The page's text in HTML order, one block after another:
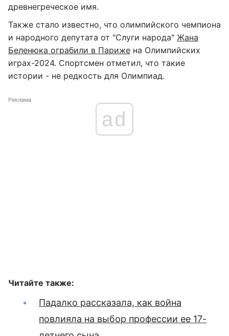
древнегреческое имя.
Также стало известно, что олимпийского чемпиона
и народного депутата от "Слуги народа" Жана
Беленюка ограбили в Париже на Олимпийских
играх-2024. Спортсмен отметил, что такие
истории - не редкость для Олимпиад.
Реклама
ad
Читайте также:
Падалко рассказала, как война
повлияла на выбор профессии ее 17-